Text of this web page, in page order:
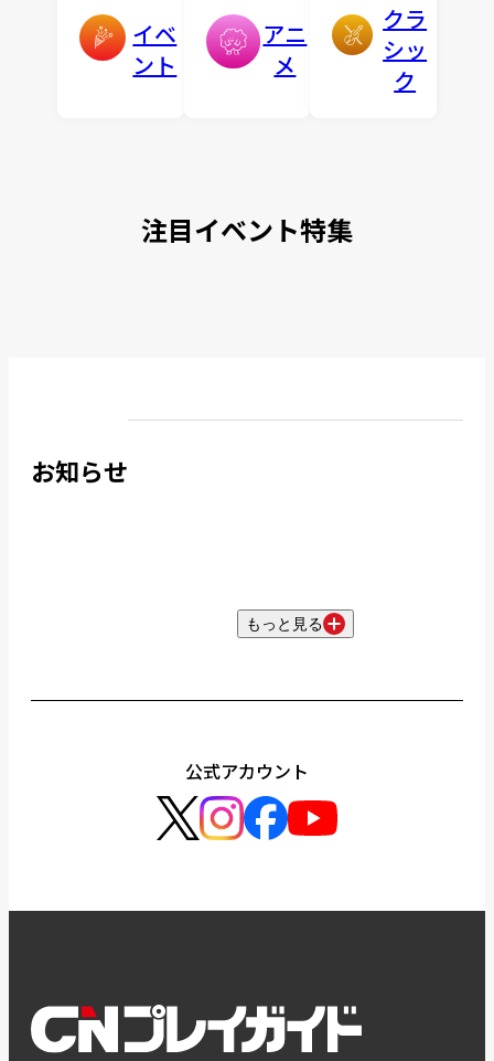
イベ
ント
アニ
メ
クラ
シッ
ク
注目イベント特集
お知らせ
もっと見る
公式アカウント